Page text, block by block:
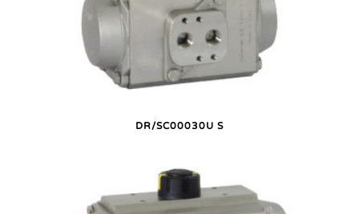
DR/SC00030U S